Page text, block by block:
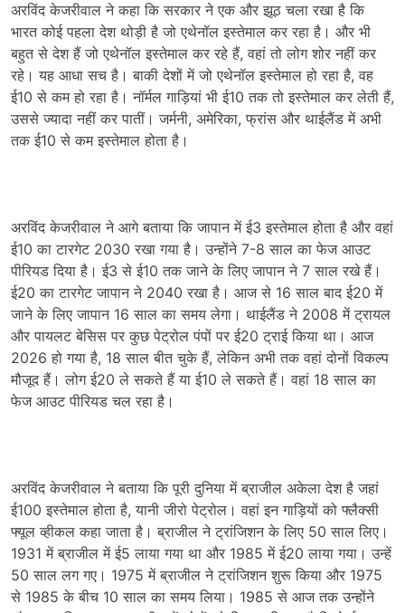
अरविंद केजरीवाल ने कहा कि सरकार ने एक और झूठ चला रखा है कि
भारत कोई पहला देश थोड़ी है जो एथेनॉल इस्तेमाल कर रहा है। और भी
बहुत से देश हैं जो एथेनॉल इस्तेमाल कर रहे हैं, वहां तो लोग शोर नहीं कर
रहे। यह आधा सच है। बाकी देशों में जो एथेनॉल इस्तेमाल हो रहा है, वह
ई10 से कम हो रहा है। नॉर्मल गाड़ियां भी ई10 तक तो इस्तेमाल कर लेती हैं,
उससे ज्यादा नहीं कर पातीं। जर्मनी, अमेरिका, फ्रांस और थाईलैंड में अभी
तक ई10 से कम इस्तेमाल होता है।
अरविंद केजरीवाल ने आगे बताया कि जापान में ई3 इस्तेमाल होता है और वहां
ई10 का टारगेट 2030 रखा गया है। उन्होंने 7-8 साल का फेज आउट
पीरियड दिया है। ई3 से ई10 तक जाने के लिए जापान ने 7 साल रखे हैं।
ई20 का टारगेट जापान ने 2040 रखा है। आज से 16 साल बाद ई20 में
जाने के लिए जापान 16 साल का समय लेगा। थाईलैंड ने 2008 में ट्रायल
और पायलट बेसिस पर कुछ पेट्रोल पंपों पर ई20 ट्राई किया था। आज
2026 हो गया है, 18 साल बीत चुके हैं, लेकिन अभी तक वहां दोनों विकल्प
मौजूद हैं। लोग ई20 ले सकते हैं या ई10 ले सकते हैं। वहां 18 साल का
फेज आउट पीरियड चल रहा है।
अरविंद केजरीवाल ने बताया कि पूरी दुनिया में ब्राजील अकेला देश है जहां
ई100 इस्तेमाल होता है, यानी जीरो पेट्रोल। वहां इन गाड़ियों को फ्लैक्सी
फ्यूल व्हीकल कहा जाता है। ब्राजील ने ट्रांजिशन के लिए 50 साल लिए।
1931 में ब्राजील में ई5 लाया गया था और 1985 में ई20 लाया गया। उन्हें
50 साल लग गए। 1975 में ब्राजील ने ट्रांजिशन शुरू किया और 1975
से 1985 के बीच 10 साल का समय लिया। 1985 से आज तक उन्होंने